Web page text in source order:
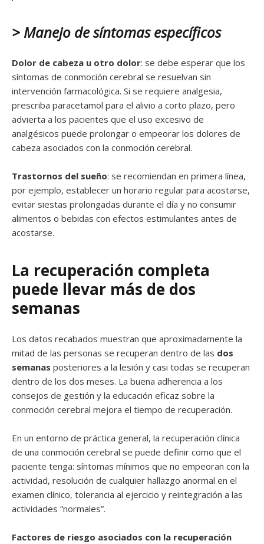
> Manejo de síntomas específicos
Dolor de cabeza u otro dolor: se debe esperar que los
síntomas de conmoción cerebral se resuelvan sin
intervención farmacológica. Si se requiere analgesia,
prescriba paracetamol para el alivio a corto plazo, pero
advierta a los pacientes que el uso excesivo de
analgésicos puede prolongar o empeorar los dolores de
cabeza asociados con la conmoción cerebral.
Trastornos del sueño: se recomiendan en primera línea,
por ejemplo, establecer un horario regular para acostarse,
evitar siestas prolongadas durante el día y no consumir
alimentos o bebidas con efectos estimulantes antes de
acostarse.
La recuperación completa
puede llevar más de dos
semanas
Los datos recabados muestran que aproximadamente la
mitad de las personas se recuperan dentro de las dos
semanas posteriores a la lesión y casi todas se recuperan
dentro de los dos meses. La buena adherencia a los
consejos de gestión y la educación eficaz sobre la
conmoción cerebral mejora el tiempo de recuperación.
En un entorno de práctica general, la recuperación clínica
de una conmoción cerebral se puede definir como que el
paciente tenga: síntomas mínimos que no empeoran con la
actividad, resolución de cualquier hallazgo anormal en el
examen clínico, tolerancia al ejercicio y reintegración a las
actividades “normales”.
Factores de riesgo asociados con la recuperación